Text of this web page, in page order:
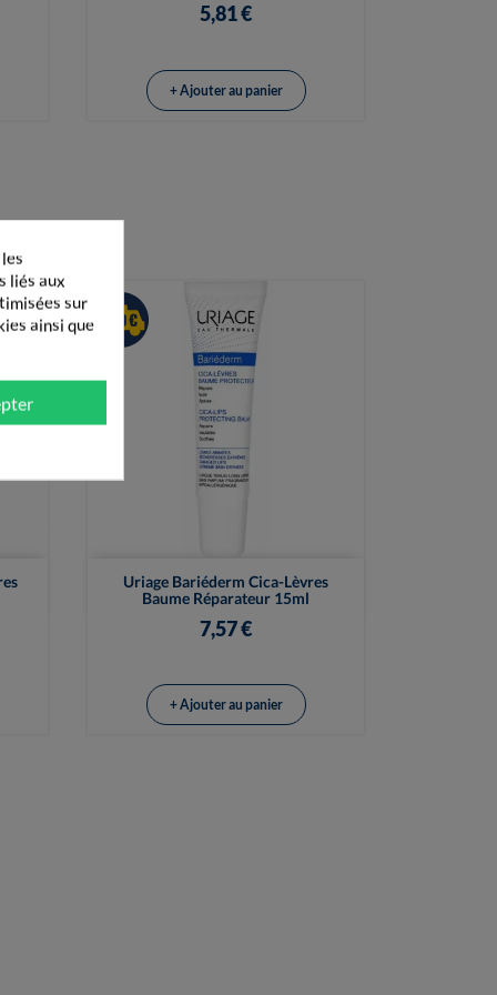
5,81 €
+ Ajouter au panier
Uriage Bariéderm Cica-Lèvres
Baume Réparateur 15ml
7,57 €
Vue rapide
+ Ajouter au panier
liés aux
sur
ainsi que